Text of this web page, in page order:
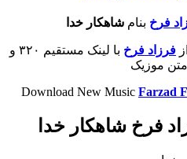
فرخ بنامشاهکار خدا
از فرزاد فرخ
با لینک مستقیم ۳۲۰ و
Download New Music Farzad
فرخ شاهکار خدا